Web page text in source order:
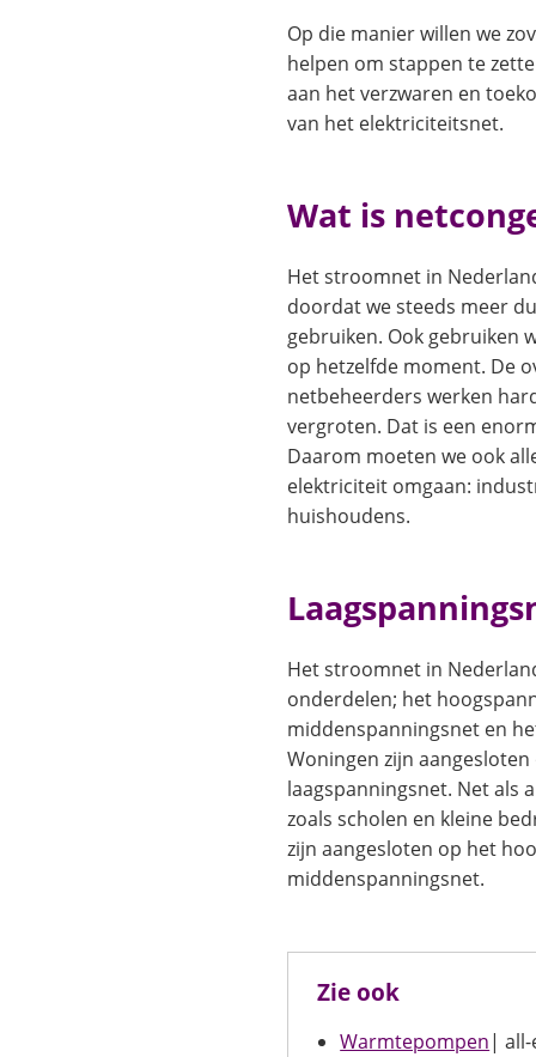
Op die manier willen we
helpen om stappen te
aan het verzwaren en
van het elektriciteitsnet.
Wat is
Het stroomnet in
doordat we steeds meer
gebruiken. Ook gebruiken
op hetzelfde moment. De
netbeheerders werken
vergroten. Dat is een
Daarom moeten we ook
elektriciteit omgaan:
huishoudens.
Het stroomnet in
onderdelen; het
middenspanningsnet en
Woningen zijn
laagspanningsnet. Net als
zoals scholen en kleine
zijn aangesloten op het
middenspanningsnet.
Zie ook
Warmtepompen|